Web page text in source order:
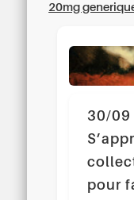
20mg
30/09
pour